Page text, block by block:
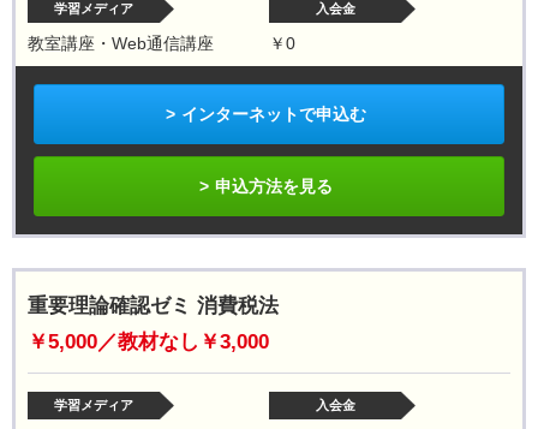
学習メディア
教室講座・Web通信講座
入会金
￥0
インターネットで申込む
申込方法を見る
重要理論確認ゼミ 消費税法
￥5,000／教材なし￥3,000
学習メディア 入会金